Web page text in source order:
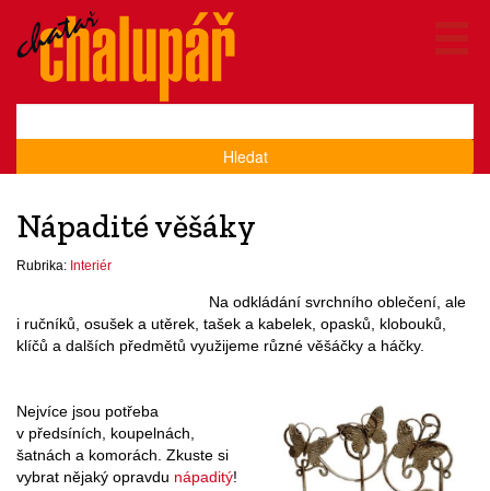
Hledat
Nápadité věšáky
Rubrika: Interiér
Na odkládání svrchního oblečení, ale
i ručníků, osušek a utěrek, tašek a kabelek, opasků, klobouků,
klíčů a dalších předmětů využijeme různé věšáčky a háčky.
Nejvíce jsou potřeba
v předsíních, koupelnách,
šatnách a komorách. Zkuste si
vybrat nějaký opravdu nápaditý!